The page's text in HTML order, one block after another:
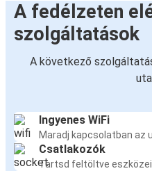
A fedélzeten
szolgáltatások
A következő
Ingyenes WiFi
Maradj kapcsolatban az
Csatlakozók
Tartsd feltöltve